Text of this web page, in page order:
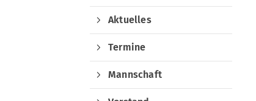
Aktuelles
Termine
Mannschaft
Quicklinks